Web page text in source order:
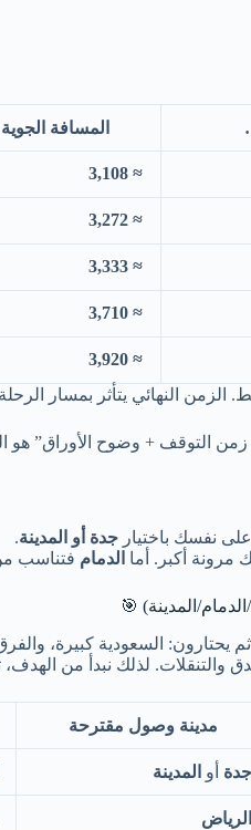
المسافة
≈ 3,108
≈ 3,272
≈ 3,333
≈ 3,710
≈ 3,920
النهائي يتأثر بمسار
زمن التوقف + وضوح الأوراق” هو
نفسك باختيار جدة أو المدينة.
مرونة أكبر. أما الدمام فتناسب
المدينة) 🎯
يحتارون: السعودية كبيرة،
والتنقلات. لذلك نبدأ من
مدينة وصول مقترحة
جدة أو المدينة
الرياض